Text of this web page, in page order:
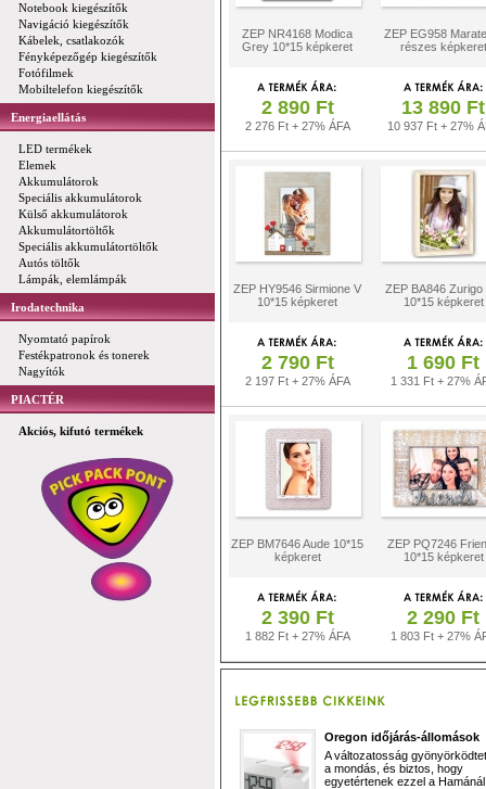
Notebook kiegészítők
Navigáció kiegészítők
Kábelek, csatlakozók
Fényképezőgép kiegészítők
Fotófilmek
Mobiltelefon kiegészítők
Energiaellátás
LED termékek
Elemek
Akkumulátorok
Speciális akkumulátorok
Külső akkumulátorok
Akkumulátortöltők
Speciális akkumulátortöltők
Autós töltők
Lámpák, elemlámpák
Irodatechnika
Nyomtató papírok
Festékpatronok és tonerek
Nagyítók
PIACTÉR
Akciós, kifutó termékek
ZEP NR4168 Modica
Grey 10*15 képkeret
ZEP EG958
részes képkeret
2 890 Ft
2 276 Ft + 27% ÁFA
13 890 Ft
10 937 Ft + 27%
ZEP HY9546 Sirmione V
10*15 képkeret
ZEP BA846 Zurigo
10*15 képkeret
2 790 Ft
2 197 Ft + 27% ÁFA
1 690 Ft
1 331 Ft + 27%
ZEP BM7646 Aude 10*15
képkeret
ZEP PQ7246
10*15 képkeret
2 390 Ft
1 882 Ft + 27% ÁFA
2 290 Ft
1 803 Ft + 27%
Oregon időjárás-állomások
A változatosság
a mondás, és biztos, hogy
egyetértenek ezzel a